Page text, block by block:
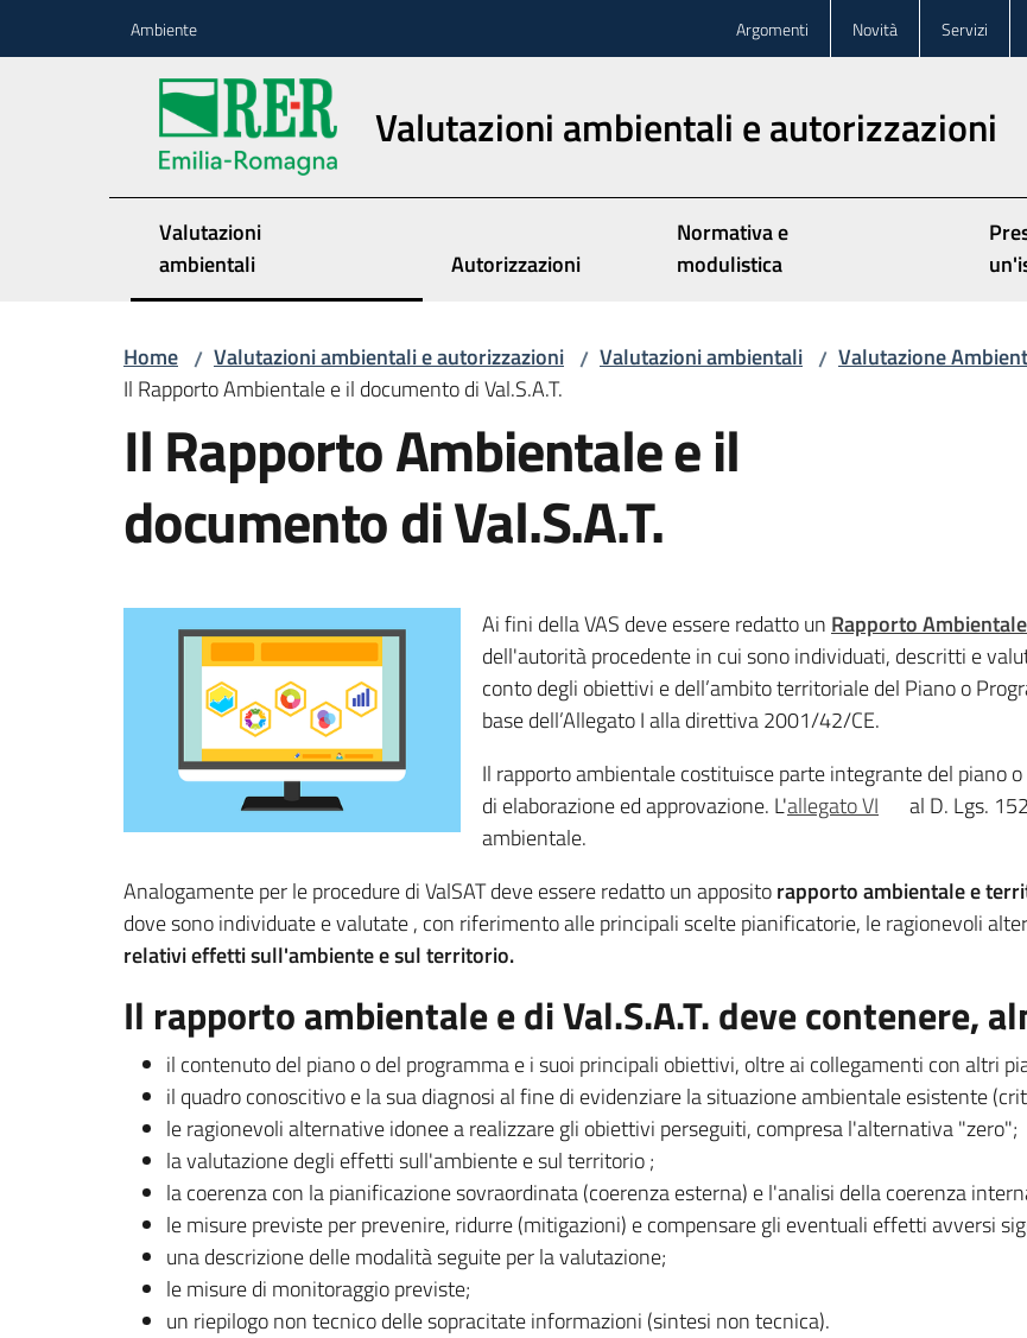
Ambiente Argomenti Novità Servizi
Valutazioni ambientali e autorizzazioni
Valutazioni
ambientali
Autorizzazioni
Normativa e
modulistica
Home / Valutazioni ambientali e autorizzazioni / Valutazioni ambientali / Valutazione
Il Rapporto Ambientale e il documento di Val.S.A.T.
Il Rapporto Ambientale e il
documento di Val.S.A.T.
Ai fini della VAS deve essere redatto un Rapporto Ambientale
dell'autorità procedente in cui sono individuati, descritti e
conto degli obiettivi e dell’ambito territoriale del Piano o
base dell’Allegato I alla direttiva 2001/42/CE.
Il rapporto ambientale costituisce parte integrante del piano
di elaborazione ed approvazione. L'allegato VI
al D. Lgs.
ambientale.
Analogamente per le procedure di ValSAT deve essere redatto un appositorapporto ambientale e
dove sono individuate e valutate , con riferimento alle principali scelte pianificatorie, le ragionevoli
relativi effetti sull'ambiente e sul territorio.
Il rapporto ambientale e di Val.S.A.T. deve contenere,
il contenuto del piano o del programma e i suoi principali obiettivi, oltre ai collegamenti con altri
il quadro conoscitivo e la sua diagnosi al fine di evidenziare la situazione ambientale esistente
le ragionevoli alternative idonee a realizzare gli obiettivi perseguiti, compresa l'alternativa "zero";
la valutazione degli effetti sull'ambiente e sul territorio ;
la coerenza con la pianificazione sovraordinata (coerenza esterna) e l'analisi della coerenza
le misure previste per prevenire, ridurre (mitigazioni) e compensare gli eventuali effetti avversi
una descrizione delle modalità seguite per la valutazione;
le misure di monitoraggio previste;
un riepilogo non tecnico delle sopracitate informazioni (sintesi non tecnica).